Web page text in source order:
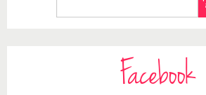
Facebook